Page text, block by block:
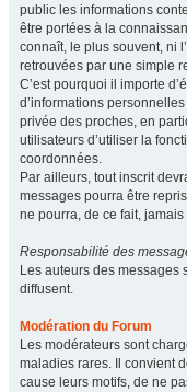
public les informations
être portées à la
connaît, le plus souvent, ni
retrouvées par une simple
C’est pourquoi il importe
d’informations
privée des proches, en
utilisateurs d’utiliser la
coordonnées.
Par ailleurs, tout inscrit
messages pourra être
ne pourra, de ce fait,
Responsabilité des
Les auteurs des messages
diffusent.
Modération du Forum
Les modérateurs sont
maladies rares. Il convient
cause leurs motifs, de ne